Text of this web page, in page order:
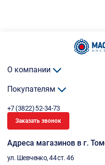
О компании
Покупателям
+7 (3822) 52-34-73
Заказать звонок
Адреса магазинов в г.
ул. Шевченко, 44 ст. 46